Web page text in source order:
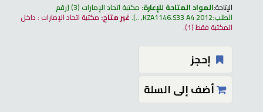
الإتاحة:المواد المتاحة للإعارة: مكتبة اتحاد الإمارات (3) رقم
الطلب:KZA1146.S33 A4 2012, ..
.غير متاح: مكتبة اتحاد الإمارات : داخل
المكتبة فقط(1).
إحجز
أضف إلى السلة